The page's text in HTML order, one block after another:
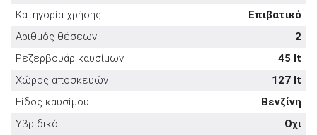
Καινούρια
Κατηγορία χρήσης
Επιβατικό
Αριθμός θέσεων
2
Ρεζερβουάρ καυσίμων
45 lt
Χώρος αποσκευών
127 lt
Είδος καυσίμου
Βενζίνη
Υβριδικό
Οχι